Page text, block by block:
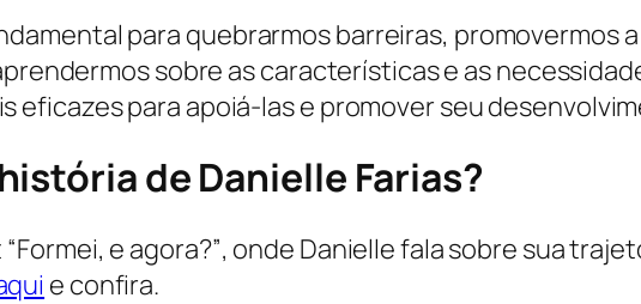
para quebrarmos barreiras, promovermos
sobre as características e as
eficazes para apoiá-las e promover seu
de Danielle Farias?
Formei, e agora?”, onde Danielle fala sobre sua
e confira.